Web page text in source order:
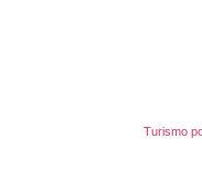
Turismo